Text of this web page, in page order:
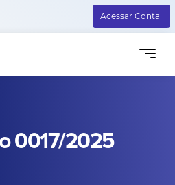
Acessar Conta
0017/2025